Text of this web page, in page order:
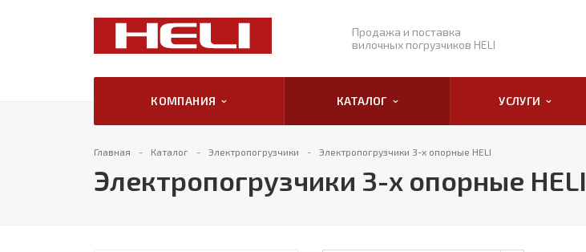
Продажа и поставка
вилочных погрузчиков HELI
КОМПАНИЯ КАТАЛОГ УСЛУГИ
Главная Каталог Электропогрузчики Электропогрузчики 3-х опорные HELI
Электропогрузчики 3-х опорные HELI